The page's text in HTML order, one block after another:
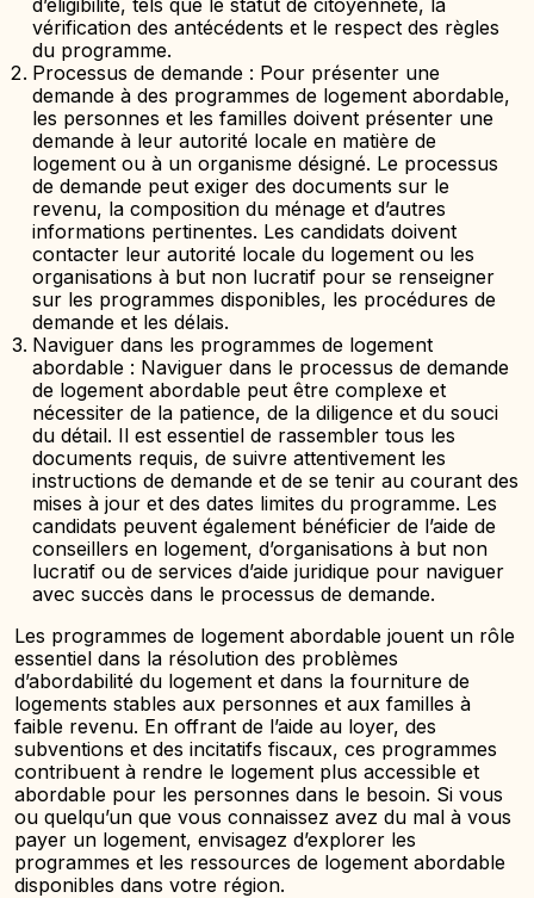
d’éligibilité, tels que le statut de citoyenneté, la
vérification des antécédents et le respect des règles
du programme.
Processus de demande : Pour présenter une
demande à des programmes de logement abordable,
les personnes et les familles doivent présenter une
demande à leur autorité locale en matière de
logement ou à un organisme désigné. Le processus
de demande peut exiger des documents sur le
revenu, la composition du ménage et d’autres
informations pertinentes. Les candidats doivent
contacter leur autorité locale du logement ou les
organisations à but non lucratif pour se renseigner
sur les programmes disponibles, les procédures de
demande et les délais.
Naviguer dans les programmes de logement
abordable : Naviguer dans le processus de demande
de logement abordable peut être complexe et
nécessiter de la patience, de la diligence et du souci
du détail. Il est essentiel de rassembler tous les
documents requis, de suivre attentivement les
instructions de demande et de se tenir au courant des
mises à jour et des dates limites du programme. Les
candidats peuvent également bénéficier de l’aide de
conseillers en logement, d’organisations à but non
lucratif ou de services d’aide juridique pour naviguer
avec succès dans le processus de demande.
Les programmes de logement abordable jouent un rôle
essentiel dans la résolution des problèmes
d’abordabilité du logement et dans la fourniture de
logements stables aux personnes et aux familles à
faible revenu. En offrant de l’aide au loyer, des
subventions et des incitatifs fiscaux, ces programmes
contribuent à rendre le logement plus accessible et
abordable pour les personnes dans le besoin. Si vous
ou quelqu’un que vous connaissez avez du mal à vous
payer un logement, envisagez d’explorer les
programmes et les ressources de logement abordable
disponibles dans votre région.